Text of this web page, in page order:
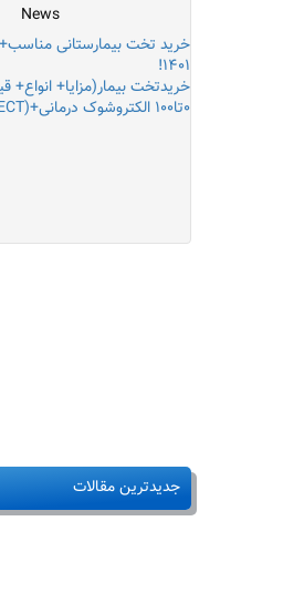
News
خرید تخت بیمارستانی
۱۴۰۱!
خریدتخت بیمار(مزایا+ انواع+
۰تا۱۰۰ الکتروشوک درمانی+(ECT) چیست؟
جدیدترین مقالات